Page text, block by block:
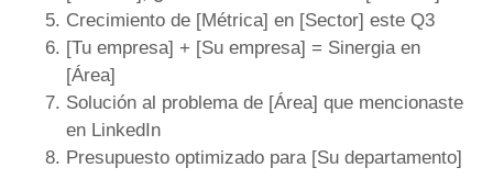
Crecimiento de [Métrica] en [Sector] este Q3
[Tu empresa] + [Su empresa] = Sinergia en
[Área]
Solución al problema de [Área] que mencionaste
en LinkedIn
Presupuesto optimizado para [Su departamento]